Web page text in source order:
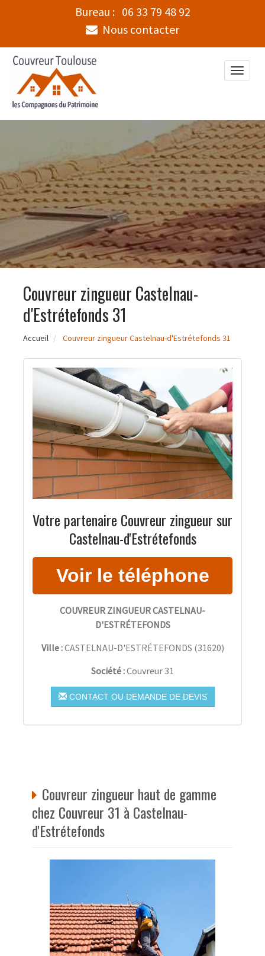
Bureau : 06 33 79 48 92
Nous contacter
Toggle
Couvreur zingueur Castelnau-
d'Estrétefonds 31
Accueil Couvreur zingueur Castelnau-d'Estrétefonds 31
Votre partenaire Couvreur zingueur sur
Castelnau-d'Estrétefonds
COUVREUR ZINGUEUR CASTELNAU-
D'ESTRÉTEFONDS
Ville :CASTELNAU-D'ESTRÉTEFONDS (31620)
Société :Couvreur 31
CONTACT OU DEMANDE DE DEVIS
Couvreur zingueur haut de gamme
chez Couvreur 31 à Castelnau-
d'Estrétefonds